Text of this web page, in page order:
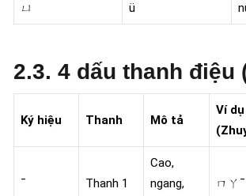
ㄩ ü
2.3. 4 dấu thanh điệu
Ký hiệu Thanh Mô tả
Ví dụ
ˉ Thanh 1
Cao,
ngang,
ㄇㄚˉ